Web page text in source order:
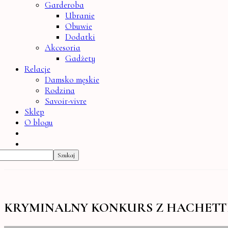
Garderoba
Ubranie
Obuwie
Dodatki
Akcesoria
Gadżety
Relacje
Damsko męskie
Rodzina
Savoir-vivre
Sklep
O blogu
KRYMINALNY KONKURS Z